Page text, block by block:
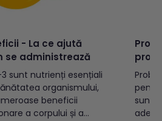
- La ce ajută
se administrează
sunt nutrienți esențiali
organismului,
beneficii
a corpului și a